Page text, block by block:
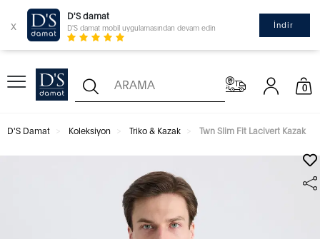
x
D'S damat
D'S damat mobil uygulamasından devam edin İndir
0
D'S Damat Koleksiyon Triko & Kazak Twn Slim Fit Lacivert Kazak